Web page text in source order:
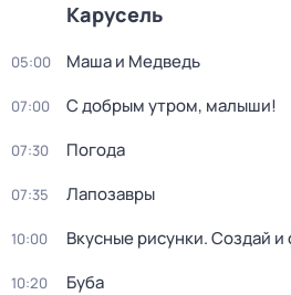
Карусель
05:00 Маша и Медведь
07:00 С добрым утром, малыши!
07:30 Погода
07:35 Лапозавры
10:00 Вкусные рисунки. Создай
10:20 Буба